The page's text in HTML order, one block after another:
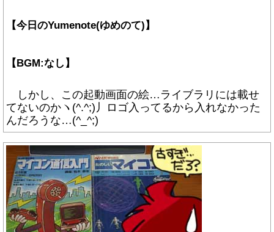
【今日のYumenote(ゆめのて)】
【BGM:なし】
しかし、この起動画面の絵…ライブラリには載せ
てないのかヽ(^.^;)丿ロゴ入ってるから入れなかった
んだろうな…(^_^;)